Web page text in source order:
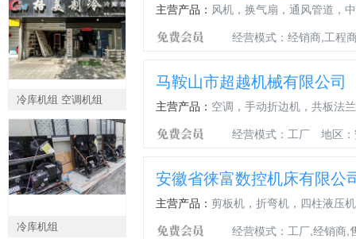
主营产品： 风机，换气扇，通风管道，
经营模式：经销商,工程
马鞍山市超越机械有限公司
主营产品： 空调，手动折边机，共板法
经营模式：工厂
地区
安徽省徕富数控机床有限公
主营产品： 剪板机，折弯机，四柱液压
经营模式：工厂,经销商,
冷库机组 空调机组
冷库机组